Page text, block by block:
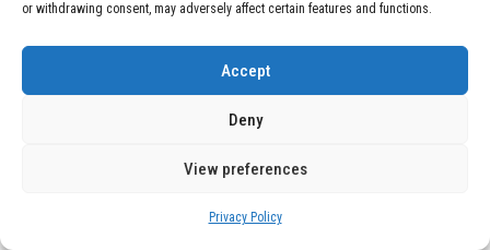
or withdrawing consent, may adversely affect certain features and functions.
Accept
Deny
View preferences
Privacy Policy
La Armada de EE. UU. Adopta la
Inteligencia Artificial para Predecir
Averías en sus Buques